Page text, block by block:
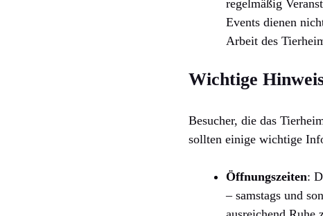
regelmäßig
Events dienen
Arbeit des
Wichtige
Besucher, die das
sollten einige wichtige
Öffnungszeiten:
– samstags und